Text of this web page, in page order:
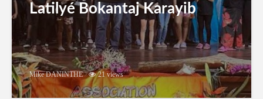
Latilyé Bokantaj Karayib
Mike DANINTHE 21 views